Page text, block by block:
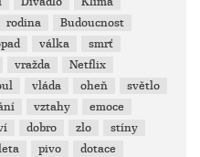
rodina
Budoucnost
válka
smrť
vražda
Netflix
vláda oheň
světlo
vztahy
emoce
dobro zlo
stíny
pivo
dotace